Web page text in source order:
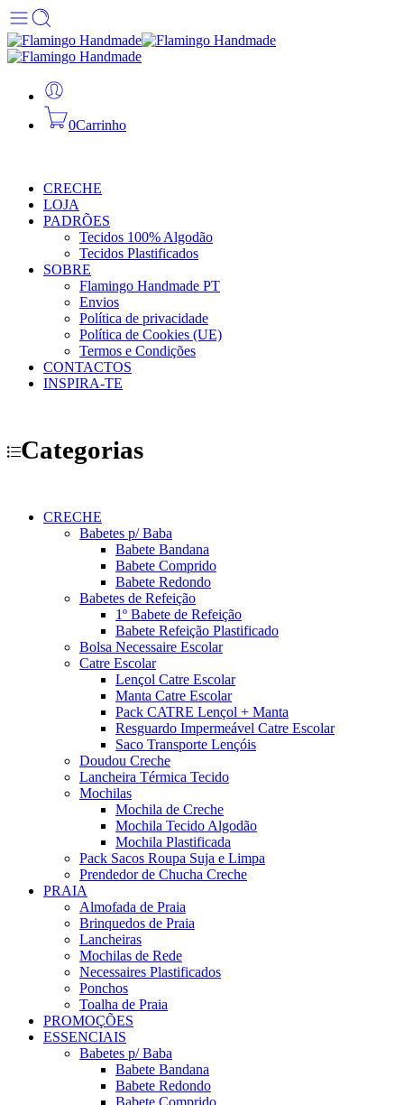
0Carrinho
CRECHE
LOJA
PADRÕES
Tecidos 100% Algodão
Tecidos Plastificados
SOBRE
Flamingo Handmade PT
Envios
Política de privacidade
Política de Cookies (UE)
Termos e Condições
CONTACTOS
INSPIRA-TE
Categorias
CRECHE
Babetes p/ Baba
Babete Bandana
Babete Comprido
Babete Redondo
Babetes de Refeição
1º Babete de Refeição
Babete Refeição Plastificado
Bolsa Necessaire Escolar
Catre Escolar
Lençol Catre Escolar
Manta Catre Escolar
Pack CATRE Lençol + Manta
Resguardo Impermeável Catre Escolar
Saco Transporte Lençóis
Doudou Creche
Lancheira Térmica Tecido
Mochilas
Mochila de Creche
Mochila Tecido Algodão
Mochila Plastificada
Pack Sacos Roupa Suja e Limpa
Prendedor de Chucha Creche
PRAIA
Almofada de Praia
Brinquedos de Praia
Lancheiras
Mochilas de Rede
Necessaires Plastificados
Ponchos
Toalha de Praia
PROMOÇÕES
ESSENCIAIS
Babetes p/ Baba
Babete Bandana
Babete Redondo
Babete Comprido